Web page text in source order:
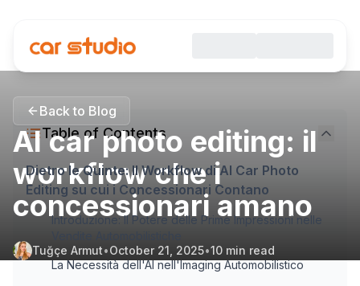
Back to Blog
AI car photo editing: il
workflow che i
concessionari amano
Tuğçe Armut•October 21, 2025•10 min read
Table of Contents
Dietro le Quinte: Il Workflow di AI Car Photo
Editing su cui i Concessionari Contano
Introduzione: Il Potere delle Prime Impressioni nelle
La Necessità dell'AI nell'Imaging Automobilistico